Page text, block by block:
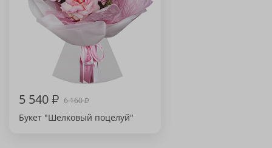
5 540₽ 6 160₽
Букет "Шелковый поцелуй"